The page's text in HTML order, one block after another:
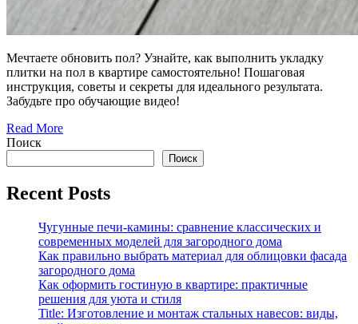
Мечтаете обновить пол? Узнайте, как выполнить укладку
плитки на пол в квартире самостоятельно! Пошаговая
инструкция, советы и секреты для идеального результата.
Забудьте про обучающие видео!
Read More
Поиск
Поиск
Recent Posts
Чугунные печи-камины: сравнение классических и
современных моделей для загородного дома
Как правильно выбрать материал для облицовки фасада
загородного дома
Как оформить гостиную в квартире: практичные
решения для уюта и стиля
Title: Изготовление и монтаж стальных навесов: виды,